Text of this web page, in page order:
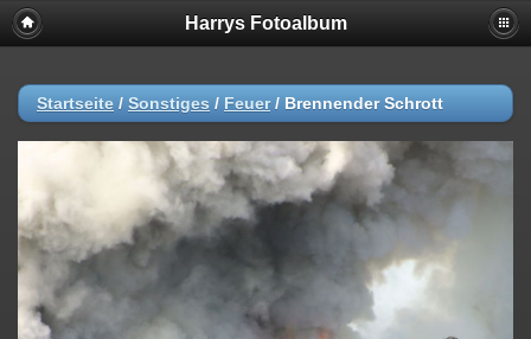
Harrys Fotoalbum
Startseite / Sonstiges / Feuer/ Brennender Schrott